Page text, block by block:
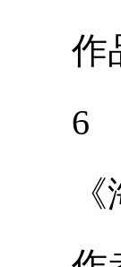
作品
6
《海